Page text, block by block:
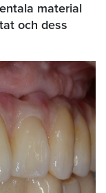
material
och dess